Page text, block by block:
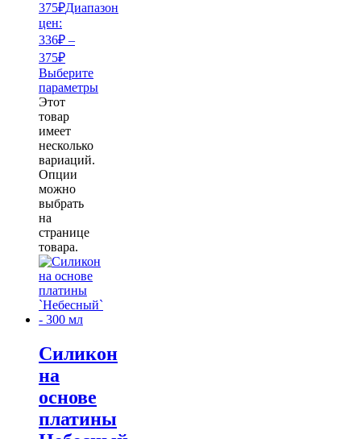
375₽Диапазон
цен:
336₽ –
375₽
Выберите
параметры
Этот
товар
имеет
несколько
вариаций.
Опции
можно
выбрать
на
странице
товара.
Силикон
на
основе
платины